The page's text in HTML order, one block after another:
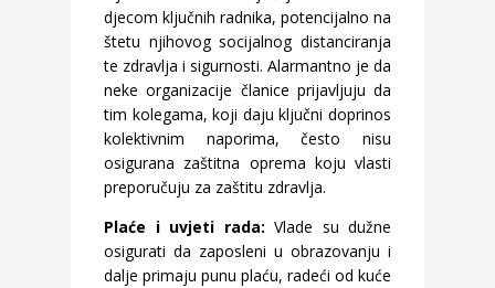
djecom ključnih radnika, potencijalno na
štetu njihovog socijalnog distanciranja
te zdravlja i sigurnosti. Alarmantno je da
neke organizacije članice prijavljuju da
tim kolegama, koji daju ključni doprinos
kolektivnim naporima, često nisu
osigurana zaštitna oprema koju vlasti
preporučuju za zaštitu zdravlja.
Plaće i uvjeti rada: Vlade su dužne
osigurati da zaposleni u obrazovanju i
dalje primaju punu plaću, radeći od kuće